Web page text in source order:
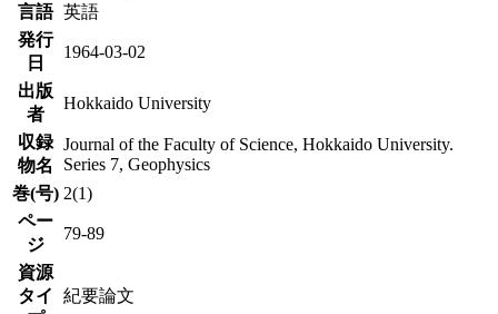
言語 英語
発行
日
1964-03-02
出版
者
Hokkaido University
収録
物名
Journal of the Faculty of Science, Hokkaido University.
Series 7, Geophysics
巻(号) 2(1)
ペー
ジ
79-89
資源
タイ
紀要論文